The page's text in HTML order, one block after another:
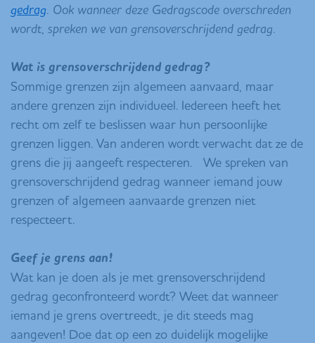
gedrag. Ook wanneer deze Gedragscode overschreden
wordt, spreken we van grensoverschrijdend gedrag.
Wat is grensoverschrijdend gedrag?
Sommige grenzen zijn algemeen aanvaard, maar
andere grenzen zijn individueel. Iedereen heeft het
recht om zelf te beslissen waar hun persoonlijke
grenzen liggen. Van anderen wordt verwacht dat ze de
grens die jij aangeeft respecteren. We spreken van
grensoverschrijdend gedrag wanneer iemand jouw
grenzen of algemeen aanvaarde grenzen niet
respecteert.
Geef je grens aan!
Wat kan je doen als je met grensoverschrijdend
gedrag geconfronteerd wordt? Weet dat wanneer
iemand je grens overtreedt, je dit steeds mag
aangeven! Doe dat op een zo duidelijk mogelijke